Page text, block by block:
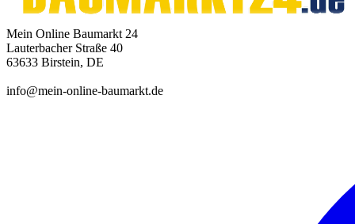
Mein Online Baumarkt 24
Lauterbacher Straße 40
63633 Birstein, DE
info@mein-online-baumarkt.de